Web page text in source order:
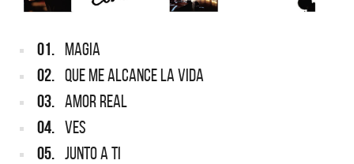
01. MAGIA
02. QUE ME ALCANCE LA VIDA
03. AMOR REAL
04. VES
05. JUNTO A TI